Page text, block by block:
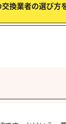
換業者の選び方